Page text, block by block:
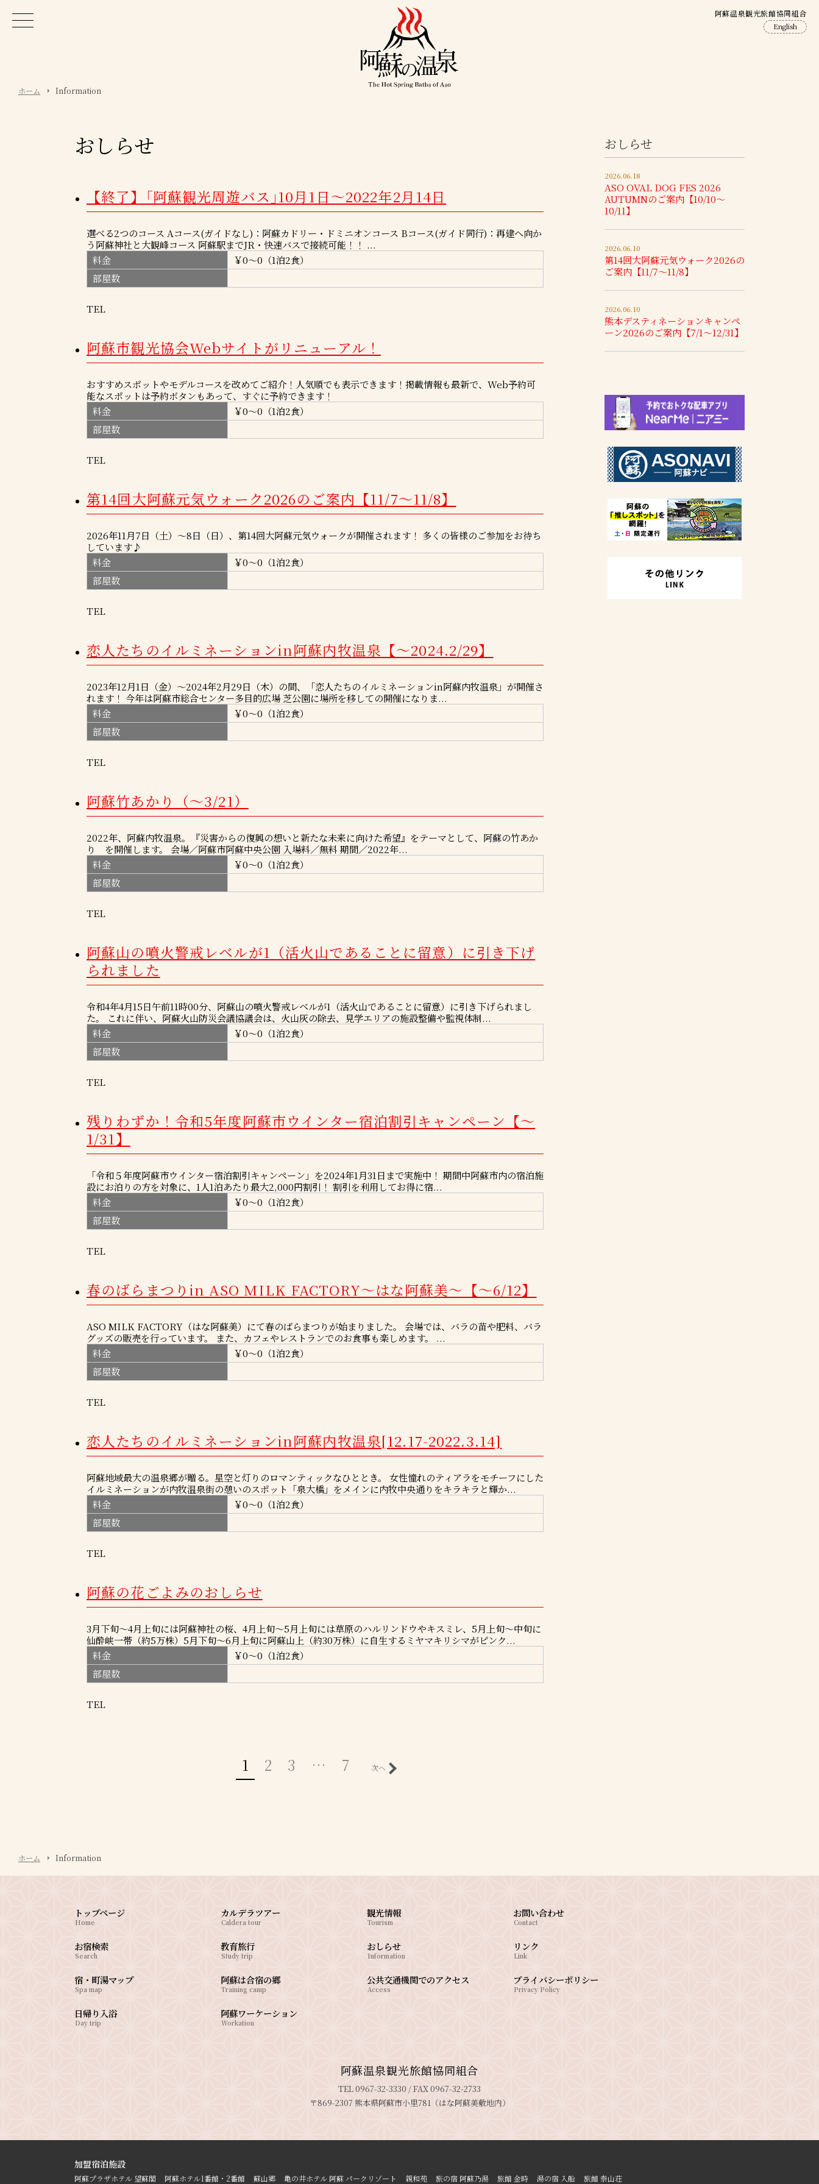
阿蘇温泉観光旅館協同組合
English
ホーム Information
おしらせ
【終了】｢阿蘇観光周遊バス｣10月1日～2022年2月14日
選べる2つのコース Aコース(ガイドなし)：阿蘇カドリー・ドミニオンコース Bコース(ガイド同行)：再建へ向か
う阿蘇神社と大観峰コース 阿蘇駅までJR・快速バスで接続可能！！ ...
料金
￥0～0（1泊2食）
部屋数
TEL
阿蘇市観光協会Webサイトがリニューアル！
おすすめスポットやモデルコースを改めてご紹介！人気順でも表示できます！掲載情報も最新で、Web予約可
能なスポットは予約ボタンもあって、すぐに予約できます！
料金
￥0～0（1泊2食）
部屋数
TEL
第14回大阿蘇元気ウォーク2026のご案内【11/7～11/8】
2026年11月7日（土）～8日（日）、第14回大阿蘇元気ウォークが開催されます！ 多くの皆様のご参加をお待ち
しています♪
料金
￥0～0（1泊2食）
部屋数
TEL
恋人たちのイルミネーションin阿蘇内牧温泉【～2024.2/29】
2023年12月1日（金）～2024年2月29日（木）の間、「恋人たちのイルミネーションin阿蘇内牧温泉」が開催さ
れます！ 今年は阿蘇市総合センター多目的広場 芝公園に場所を移しての開催になりま...
料金
￥0～0（1泊2食）
部屋数
TEL
阿蘇竹あかり（～3/21）
2022年、阿蘇内牧温泉。『災害からの復興の想いと新たな未来に向けた希望』をテーマとして、阿蘇の竹あか
り を開催します。 会場／阿蘇市阿蘇中央公園 入場料／無料 期間／2022年...
料金
￥0～0（1泊2食）
部屋数
TEL
阿蘇山の噴火警戒レベルが1（活火山であることに留意）に引き下げ
られました
令和4年4月15日午前11時00分、阿蘇山の噴火警戒レベルが1（活火山であることに留意）に引き下げられまし
た。 これに伴い、阿蘇火山防災会議協議会は、火山灰の除去、見学エリアの施設整備や監視体制...
料金
￥0～0（1泊2食）
部屋数
TEL
残りわずか！令和5年度阿蘇市ウインター宿泊割引キャンペーン【～
1/31】
「令和５年度阿蘇市ウインター宿泊割引キャンペーン」を2024年1月31日まで実施中！ 期間中阿蘇市内の宿泊施
設にお泊りの方を対象に、1人1泊あたり最大2,000円割引！ 割引を利用してお得に宿...
料金
￥0～0（1泊2食）
部屋数
TEL
春のばらまつりin ASO MILK FACTORY～はな阿蘇美～【～6/12】
ASO MILK FACTORY（はな阿蘇美）にて春のばらまつりが始まりました。 会場では、バラの苗や肥料、バラ
グッズの販売を行っています。 また、カフェやレストランでのお食事も楽しめます。 ...
料金
￥0～0（1泊2食）
部屋数
TEL
恋人たちのイルミネーションin阿蘇内牧温泉[12.17-2022.3.14]
阿蘇地域最大の温泉郷が贈る。星空と灯りのロマンティックなひととき。 女性憧れのティアラをモチーフにした
イルミネーションが内牧温泉街の憩いのスポット「泉大橋」をメインに内牧中央通りをキラキラと輝か...
料金
￥0～0（1泊2食）
部屋数
TEL
阿蘇の花ごよみのおしらせ
3月下旬～4月上旬には阿蘇神社の桜、4月上旬～5月上旬には草原のハルリンドウやキスミレ、5月上旬～中旬に
仙酔峡一帯（約5万株）5月下旬～6月上旬に阿蘇山上（約30万株）に自生するミヤマキリシマがピンク...
料金
￥0～0（1泊2食）
部屋数
TEL
1 2 3 … 7 次へ
おしらせ
2026.06.18
ASO OVAL DOG FES 2026
AUTUMNのご案内【10/10～
10/11】
2026.06.10
第14回大阿蘇元気ウォーク2026の
ご案内【11/7～11/8】
2026.06.10
熊本デスティネーションキャンペ
ーン2026のご案内【7/1～12/31】
ホーム Information
トップページ
Home
お宿検索
Search
宿・町湯マップ
Spa map
日帰り入浴
Day trip
カルデラツアー
Caldera tour
教育旅行
Study trip
阿蘇は合宿の郷
Training camp
阿蘇ワーケーション
Workation
観光情報
Tourism
おしらせ
Information
公共交通機関でのアクセス
Access
お問い合わせ
Contact
リンク
Link
プライバシーポリシー
Privacy Policy
阿蘇温泉観光旅館協同組合
TEL 0967-32-3330 / FAX 0967-32-2733
〒869-2307 熊本県阿蘇市小里781（はな阿蘇美敷地内）
加盟宿泊施設
阿蘇プラザホテル 望蘇閣 阿蘇ホテル1番館・2番館 蘇山郷 亀の井ホテル 阿蘇 パークリゾート 親和苑 旅の宿 阿蘇乃湯 旅館 金時 湯の宿 入船 旅館 泰山荘